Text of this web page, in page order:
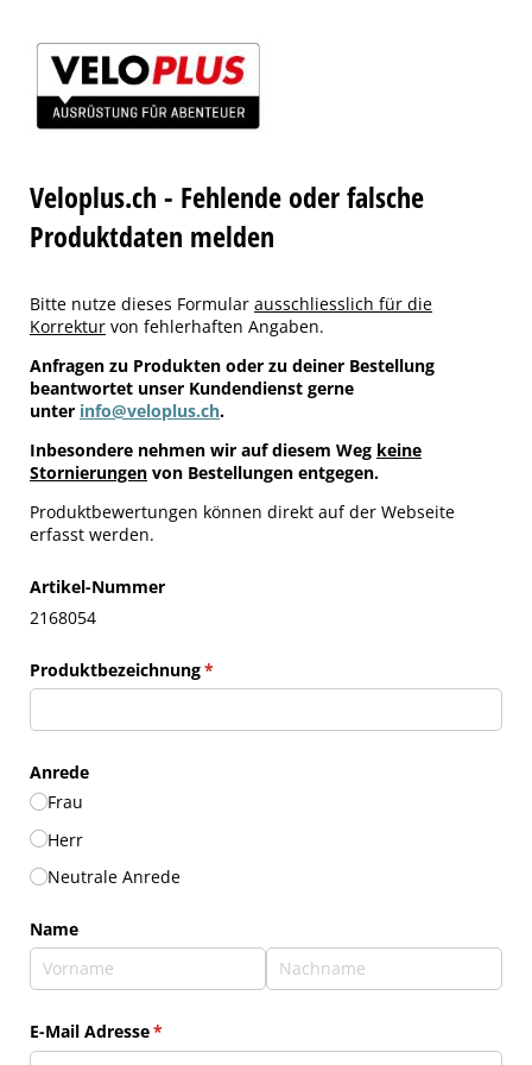
Veloplus.ch - Fehlende oder falsche
Produktdaten melden
Bitte nutze dieses Formular ausschliesslich für die
Korrektur von fehlerhaften Angaben.
Anfragen zu Produkten oder zu deiner Bestellung
beantwortet unser Kundendienst gerne
unter info@veloplus.ch.
Inbesondere nehmen wir auf diesem Weg keine
Stornierungen von Bestellungen entgegen.
Produktbewertungen können direkt auf der Webseite
erfasst werden.
Artikel-Nummer
2168054
Produktbezeichnung*
(erforderlich)
Anrede
Frau
Herr
Neutrale Anrede
Name
E-Mail Adresse*
(erforderlich)